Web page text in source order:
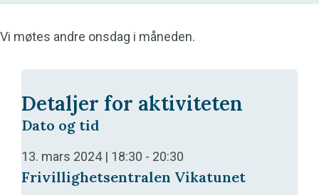
Vi møtes andre onsdag i måneden.
Detaljer for aktiviteten
Dato og tid
13. mars 2024 | 18:30 - 20:30
Frivillighetsentralen Vikatunet